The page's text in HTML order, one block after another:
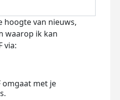
hoogte van nieuws,
waarop ik kan
via:
omgaat met je